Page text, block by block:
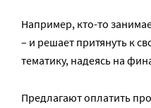
Например, кто-то
– и решает притянуть к
тематику, надеясь на
Предлагают оплатить